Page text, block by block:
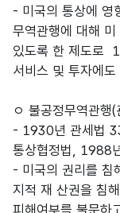
- 미국의 통상에 영
무역관행에 대해
있도록 한 제도로
서비스 및 투자에도
ㅇ 불공정무역관행
- 1930년 관세법
통상협정법, 1988
- 미국의 권리를 침
지적 재 산권을 침
피해여부를 불문하